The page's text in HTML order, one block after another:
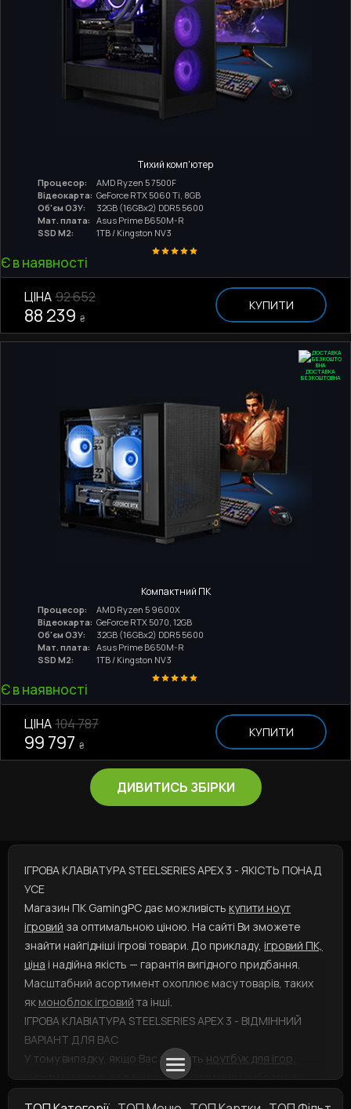
Тихий комп'ютер
Процесор:
AMD Ryzen 5 7500F
Відеокарта: GeForce RTX 5060 Ti, 8GB
Об'єм ОЗУ:
32GB (16GBx2) DDR5 5600
Мат. плата:
Asus Prime B650M-R
SSD M2:
1TB / Kingston NV3
Є в наявності
ЦІНА 92 652
88 239 ₴
КУПИТИ
ДОСТАВКА
БЕЗКОШТОВНА
Компактний ПК
Процесор:
AMD Ryzen 5 9600X
Відеокарта: GeForce RTX 5070, 12GB
Об'єм ОЗУ:
32GB (16GBx2) DDR5 5600
Мат. плата:
Asus Prime B650M-R
SSD M2:
1TB / Kingston NV3
Є в наявності
ЦІНА 104 787
99 797 ₴
КУПИТИ
ДИВИТИСЬ ЗБІРКИ
ІГРОВА КЛАВІАТУРА STEELSERIES APEX 3 - ЯКІСТЬ ПОНАД
УСЕ
Магазин ПК GamingPC дає можливість купити ноут
ігровий за оптимальною ціною. На сайті Ви зможете
знайти найгідніші ігрові товари. До прикладу, ігровий ПК,
ціна і надійна якість — гарантія вигідного придбання.
Масштабний асортимент охоплює масу товарів, таких
як моноблок ігровий та інші.
ІГРОВА КЛАВІАТУРА STEELSERIES APEX 3 - ВІДМІННИЙ
ВАРІАНТ ДЛЯ ВАС
У тому випадку, якщо Вас цікавить ноутбук для ігор,
купитиможете, залишивши замовлення і вибравши